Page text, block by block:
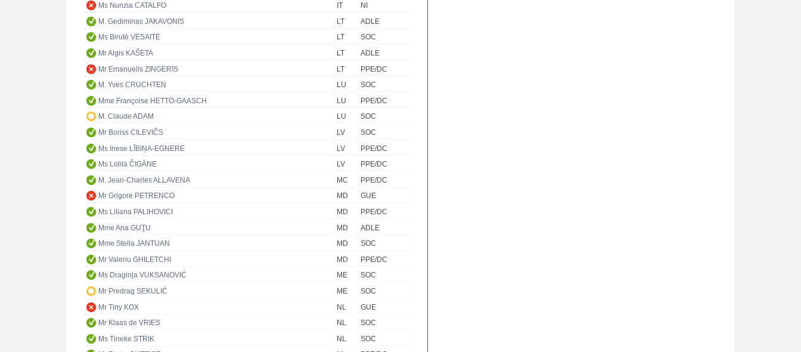
Ms Nunzia CATALFO
IT
NI
M. Gediminas JAKAVONIS
LT
ADLE
Ms Birutė VĖSAITĖ
LT
SOC
Mr Algis KAŠĖTA
LT
ADLE
Mr Emanuelis ZINGERIS
LT
PPE/DC
M. Yves CRUCHTEN
LU
SOC
Mme Françoise HETTO-GAASCH
LU
PPE/DC
M. Claude ADAM
LU
SOC
Mr Boriss CILEVIČS
LV
SOC
Ms Inese LĪBIŅA-EGNERE
LV
PPE/DC
Ms Lolita ČIGĀNE
LV
PPE/DC
M. Jean-Charles ALLAVENA
MC
PPE/DC
Mr Grigore PETRENCO
MD
GUE
Ms Liliana PALIHOVICI
MD
PPE/DC
Mme Ana GUŢU
MD
ADLE
Mme Stella JANTUAN
MD
SOC
Mr Valeriu GHILETCHI
MD
PPE/DC
Ms Draginja VUKSANOVIĆ
ME
SOC
Mr Predrag SEKULIĆ
ME
SOC
Mr Tiny KOX
NL
GUE
Mr Klaas de VRIES
NL
SOC
Ms Tineke STRIK
NL
SOC